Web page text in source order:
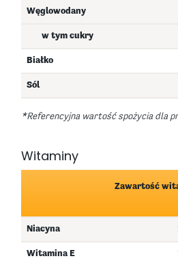
Węglowodany
w tym cukry
Białko
Sól
*Referencyjna wartość spożycia dla
Witaminy
Zawartość
Niacyna
Witamina E